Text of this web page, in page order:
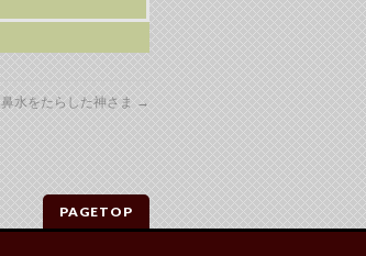
鼻水をたらした神さま →
PAGETOP